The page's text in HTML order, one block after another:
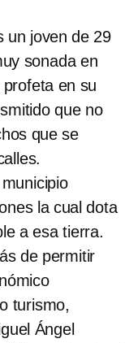
un joven de 29
sonada en
en su
que no
que se
la cual dota
a esa tierra.
de permitir
turismo,
Ángel